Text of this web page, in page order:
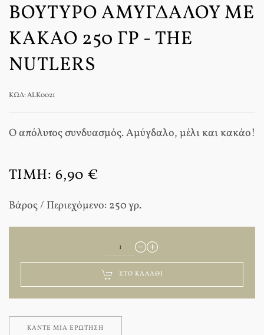
ΒΟΎΤΥΡΟ ΑΜΥΓΔΆΛΟΥ ΜΕ
ΚΑΚΆΟ 250 ΓΡ - THE
NUTLERS
ΚΩΔ: ALK0021
Ο απόλυτος συνδυασµός. Αμύγδαλο, μέλι και κακάο!
ΤΙΜΉ: 6,90 €
Βάρος / Περιεχόμενο: 250 γρ.
ΣΤΟ ΚΑΛΆΘΙ
ΚΆΝΤΕ ΜΊΑ ΕΡΏΤΗΣΗ